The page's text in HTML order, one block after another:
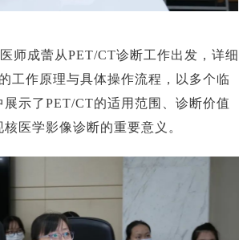
师成蕾从PET/CT诊断工作出发，详细
工作原理与具体操作流程，以多个临
展示了PET/CT的适用范围、诊断价值
医学影像诊断的重要意义。